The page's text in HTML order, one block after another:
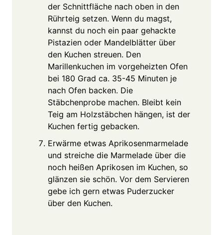
der Schnittfläche nach oben in den
Rührteig setzen. Wenn du magst,
kannst du noch ein paar gehackte
Pistazien oder Mandelblätter über
den Kuchen streuen. Den
Marillenkuchen im vorgeheizten Ofen
bei 180 Grad ca. 35-45 Minuten je
nach Ofen backen. Die
Stäbchenprobe machen. Bleibt kein
Teig am Holzstäbchen hängen, ist der
Kuchen fertig gebacken.
Erwärme etwas Aprikosenmarmelade
und streiche die Marmelade über die
noch heißen Aprikosen im Kuchen, so
glänzen sie schön. Vor dem Servieren
gebe ich gern etwas Puderzucker
über den Kuchen.